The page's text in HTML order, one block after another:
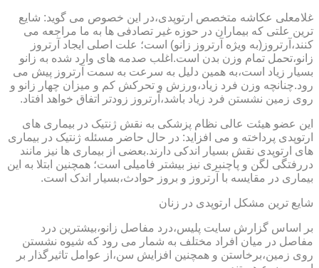
غلامعلی عکاشه متخصص ارتوپدی،در این خصوص می گوید: شایع
ترین علتی که بیماران در حوزه غیر تصادفی ها به ما مراجعه می
کنند،آرتروز(به ویژه آرتروز زانو) است؛ علت اصلی ایجاد آرتروز
زانو،تحمل تمام وزن بدن است.اغلب صدمه های وارد شده به زانو
بسیار زیاد است،به همین دلیل به سرعت به سمت آرتروز پیش می
رود.چنانچه وزن فرد زیاد،ورزش و تحرکش کم و میزان چهار زانو و
روی زمین نشستن فرد زیاد باشد،آرتروز زودتر اتفاق خواهد افتاد.
این عضو هیئت عالی نظام پزشکی به نقش ژنتیک در بیماری های
ارتوپدی پرداخته و می افزاید: در حال حاضر مسئله ژنتیک در بیماری
های ارتوپدی نقش بسیار اندکی دارند.بعضی از بیماری ها نیز مانند
دررفتگی لگن و پاچنبری نیز بیشتر فامیلی است؛ همچنین ابتلا به این
بیماری در مقایسه با آرتروز و بروز حوادث،بسیار اندک است.
شایع ترین مشکل ارتوپدی در زنان
بر اساس گزارش سایت پلیس،درد مفاصل زانو،بیشترین درد
مفاصل در میان افراد مختلف به شمار می رود که شیوه نشستن
روی زمین،برخاستن و همچنین افزایش سن،از عوامل تاثیرگذار بر